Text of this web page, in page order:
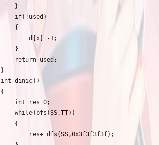
    }
    if(!used)
    {
        d[x]=-1;
    }
    return used;
}
int dinic()
{
    while(bfs(SS,TT))
    {
        res+=dfs(SS,0x3f3f3f3f);